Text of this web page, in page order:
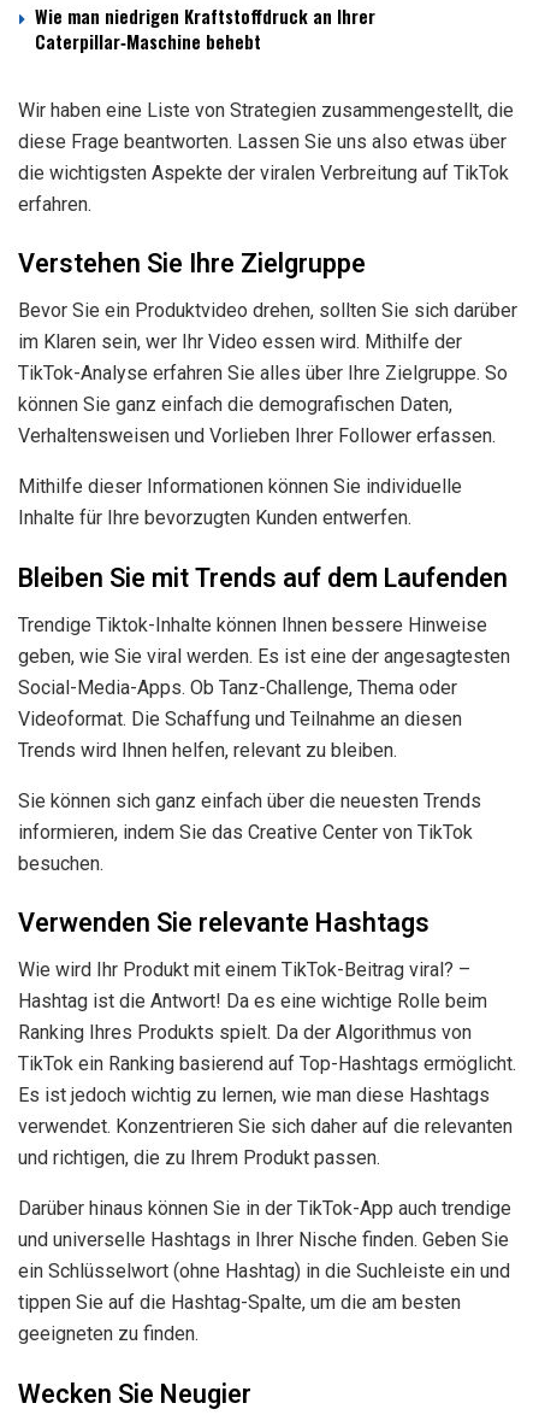
Wie man niedrigen Kraftstoffdruck an Ihrer
Caterpillar‑Maschine behebt
Wir haben eine Liste von Strategien zusammengestellt, die
diese Frage beantworten. Lassen Sie uns also etwas über
die wichtigsten Aspekte der viralen Verbreitung auf TikTok
erfahren.
Verstehen Sie Ihre Zielgruppe
Bevor Sie ein Produktvideo drehen, sollten Sie sich darüber
im Klaren sein, wer Ihr Video essen wird. Mithilfe der
TikTok-Analyse erfahren Sie alles über Ihre Zielgruppe. So
können Sie ganz einfach die demografischen Daten,
Verhaltensweisen und Vorlieben Ihrer Follower erfassen.
Mithilfe dieser Informationen können Sie individuelle
Inhalte für Ihre bevorzugten Kunden entwerfen.
Bleiben Sie mit Trends auf dem Laufenden
Trendige Tiktok-Inhalte können Ihnen bessere Hinweise
geben, wie Sie viral werden. Es ist eine der angesagtesten
Social-Media-Apps. Ob Tanz-Challenge, Thema oder
Videoformat. Die Schaffung und Teilnahme an diesen
Trends wird Ihnen helfen, relevant zu bleiben.
Sie können sich ganz einfach über die neuesten Trends
informieren, indem Sie das Creative Center von TikTok
besuchen.
Verwenden Sie relevante Hashtags
Wie wird Ihr Produkt mit einem TikTok-Beitrag viral? –
Hashtag ist die Antwort! Da es eine wichtige Rolle beim
Ranking Ihres Produkts spielt. Da der Algorithmus von
TikTok ein Ranking basierend auf Top-Hashtags ermöglicht.
Es ist jedoch wichtig zu lernen, wie man diese Hashtags
verwendet. Konzentrieren Sie sich daher auf die relevanten
und richtigen, die zu Ihrem Produkt passen.
Darüber hinaus können Sie in der TikTok-App auch trendige
und universelle Hashtags in Ihrer Nische finden. Geben Sie
ein Schlüsselwort (ohne Hashtag) in die Suchleiste ein und
tippen Sie auf die Hashtag-Spalte, um die am besten
geeigneten zu finden.
Wecken Sie Neugier